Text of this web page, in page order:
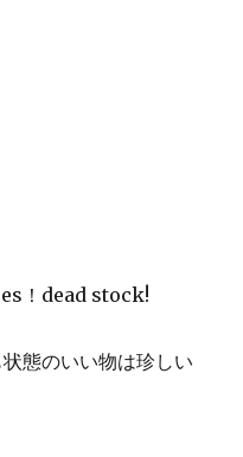
！dead stock!
態のいい物は珍しい